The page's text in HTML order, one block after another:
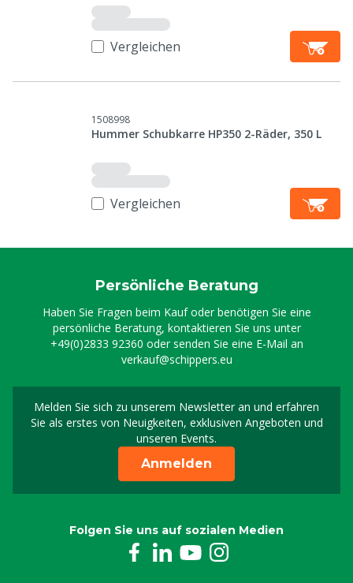
Vergleichen
1508998
Hummer Schubkarre HP350 2-Räder, 350 L
Vergleichen
Persönliche Beratung
Haben Sie Fragen beim Kauf oder benötigen Sie eine
persönliche Beratung, kontaktieren Sie uns unter
+49(0)2833 92360 oder senden Sie eine E-Mail an
verkauf@schippers.eu
Melden Sie sich zu unserem Newsletter an und erfahren
Sie als erstes von Neuigkeiten, exklusiven Angeboten und
unseren Events.
Melden Sie sich für
Anmelden
Folgen Sie uns auf sozialen Medien